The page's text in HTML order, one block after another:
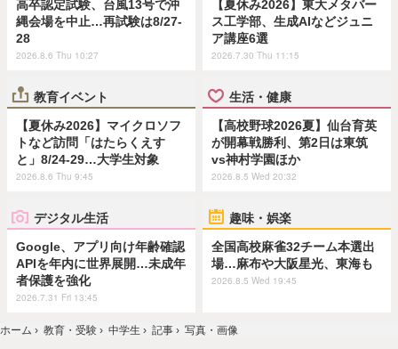
高卒認定試験、台風13号で沖
縄会場を中止…再試験は8/27-
28
2026.8.6 Thu 10:27
【夏休み2026】東大メタバー
ス工学部、生成AIなどジュニ
ア講座6選
2026.7.30 Thu 11:15
教育イベント
【夏休み2026】マイクロソフ
トなど訪問「はたらくえす
と」8/24-29…大学生対象
2026.8.6 Thu 9:45
生活・健康
【高校野球2026夏】仙台育英
が開幕戦勝利、第2日は東筑
vs神村学園ほか
2026.8.5 Wed 20:32
デジタル生活
Google、アプリ向け年齢確認
APIを年内に世界展開…未成年
者保護を強化
2026.7.31 Fri 13:45
趣味・娯楽
全国高校麻雀32チーム本選出
場…麻布や大阪星光、東海も
2026.8.5 Wed 19:45
ホーム › 教育・受験 › 中学生 › 記事 › 写真・画像